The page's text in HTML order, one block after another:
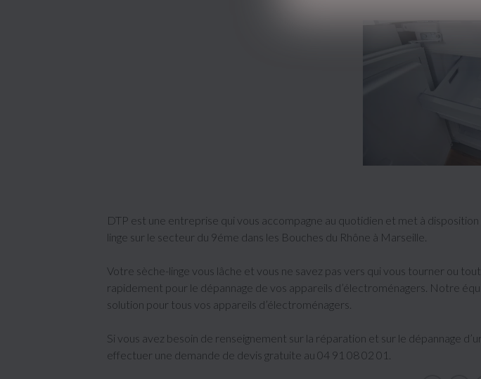
DTP est une entreprise qui vous accompagne au quotidien et met à
linge sur le secteur du 9éme dans les Bouches du Rhône à Marseille.
Votre sèche-linge vous lâche et vous ne savez pas vers qui vous tourner ou
rapidement pour le dépannage de vos appareils d’électroménagers. Notre
solution pour tous vos appareils d’électroménagers.
Si vous avez besoin de renseignement sur la réparation et sur le dépannage
effectuer une demande de devis gratuite au 04 91 08 02 01.